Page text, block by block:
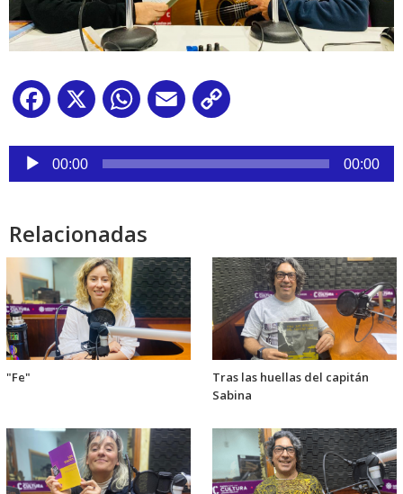
Facebook
X WhatsApp
Email
Reproductor
audio
00:00 00:00
Relacionadas
"Fe"
Tras las huellas del capitán
Sabina